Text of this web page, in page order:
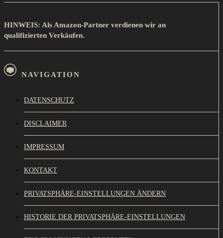
HINWEIS: Als Amazon-Partner verdienen wir an
qualifizierten Verkäufen.
NAVIGATION
DATENSCHUTZ
DISCLAIMER
IMPRESSUM
KONTAKT
PRIVATSPHÄRE-EINSTELLUNGEN ÄNDERN
HISTORIE DER PRIVATSPHÄRE-EINSTELLUNGEN